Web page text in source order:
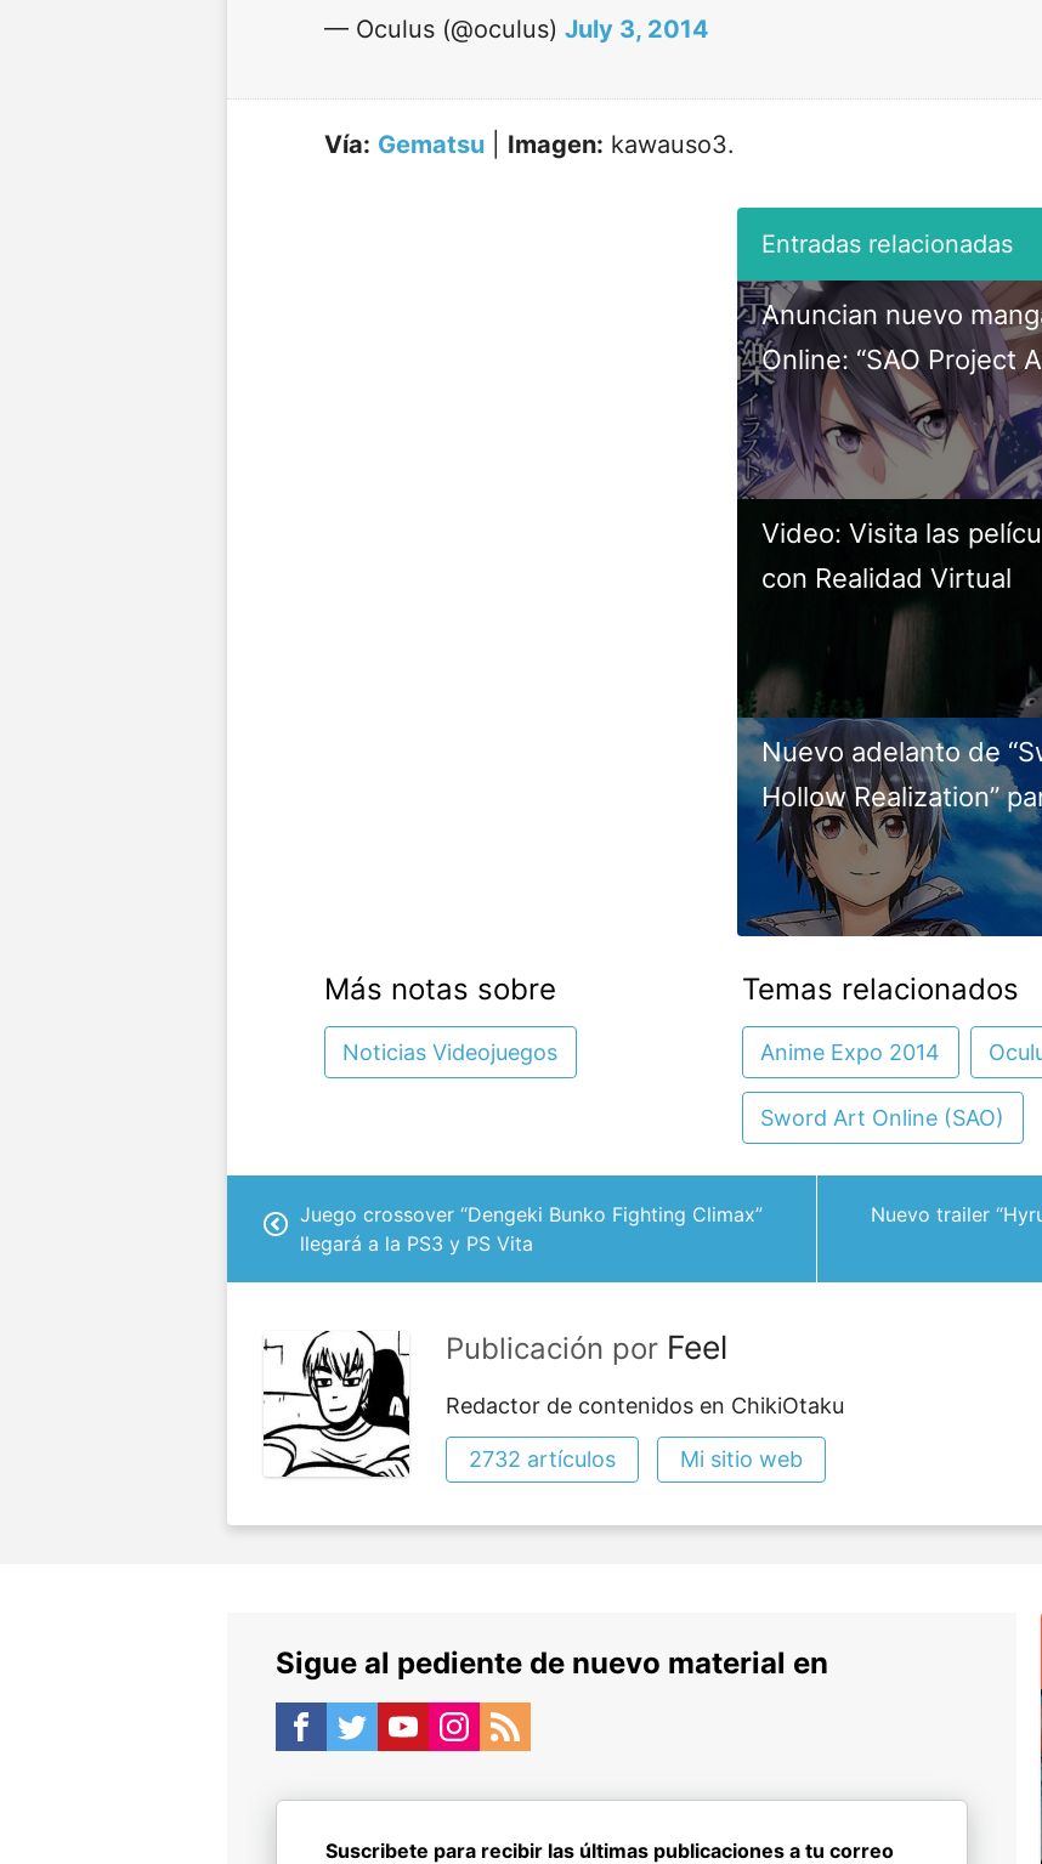
— Oculus (@oculus) July 3, 2014
Vía: Gematsu Imagen: kawauso3.
Anuncian nuevo
Online: “SAO Project
Video: Visita las
con Realidad Virtual
Nuevo adelanto de
Hollow Realization”
Más notas sobre
Noticias Videojuegos
Temas relacionados
Anime Expo 2014
Sword Art Online (SAO)
Juego crossover “Dengeki Bunko Fighting Climax”
llegará a la PS3 y PS Vita
Nuevo trailer
Publicación por Feel
Redactor de contenidos en ChikiOtaku
2732 artículos Mi sitio web
Sigue al pediente de nuevo material en
Suscribete para recibir las últimas publicaciones a tu correo